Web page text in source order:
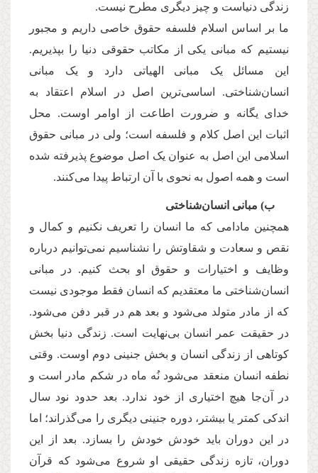
زندگی دنیاست و چیز دیگری مطرح نیست.
ما بر اساس اسلام فلسفه حقوق خاصی داریم و مجبور
نیستیم که مبانی یکی از مکاتب حقوقی دنیا را بپذیریم.
این مسائل یک مبانی الهیاتی دارد و یک مبانی
انسان‌شناختی. اساسی‌ترین اصل در اسلام اعتقاد به
خدای یگانه و ضرورت اطاعت از اوامر اوست. محل
اثبات این اصل کلام و فلسفه است؛ ولی در مبانی حقوق
اسلامی این اصل به عنوان یک اصل موضوع پذیرفته شده
است و همه اصول به نحوی با آن ارتباط پیدا می‌کنند.
ب) مبانی انسان‌شناختی
همچنین مادامی که ما انسان را تعریف نکنیم و کمال و
نقص و سعادت و شقاوتش را نشناسیم نمی‌توانیم درباره
وظایف و اختیارات و حقوق او بحث کنیم. در مبانی
انسان‌شناختی ما معتقدیم که انسان فقط موجودی نیست
که از مادر متولد می‌شود و بعد هم در قبر دفن می‌شود.
در حقیقت عمر انسان بی‌نهایت است. زندگی دنیا بخش
کوتاهی از زندگی انسان و بخش جنینی دوم اوست. وقتی
نطفه انسان منعقد می‌شود نُه ماه در شکم مادر است و
در آن‌جا هیچ اختیاری از خود ندارد. بعد حدود نود سال
اندکی کمتر یا بیشتر، دوره جنینی دیگری را می‌گذراند؛ اما
در این دوران باید خودش خودش را بسازد. بعد از این
دوران، تازه زندگی حقیقی او شروع می‌شود که قرآن